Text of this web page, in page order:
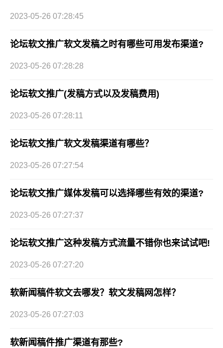
2023-05-26 07:28:45
论坛软文推广软文发稿之时有哪些可用发布渠道?
2023-05-26 07:28:28
论坛软文推广(发稿方式以及发稿费用)
2023-05-26 07:28:11
论坛软文推广软文发稿渠道有哪些？
2023-05-26 07:27:54
论坛软文推广媒体发稿可以选择哪些有效的渠道?
2023-05-26 07:27:37
论坛软文推广这种发稿方式流量不错你也来试试吧!
2023-05-26 07:27:20
软新闻稿件软文去哪发？软文发稿网怎样？
2023-05-26 07:27:03
软新闻稿件推广渠道有那些?